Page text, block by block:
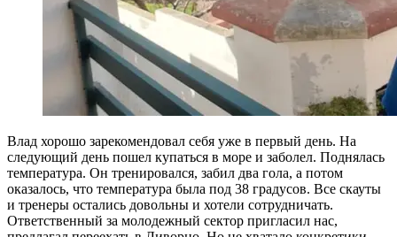
Влад хорошо зарекомендовал себя уже в первый день. На
следующий день пошел купаться в море и заболел. Поднялась
температура. Он тренировался, забил два гола, а потом
оказалось, что температура была под 38 градусов. Все скауты
и тренеры остались довольны и хотели сотрудничать.
Ответственный за молодежный сектор пригласил нас,